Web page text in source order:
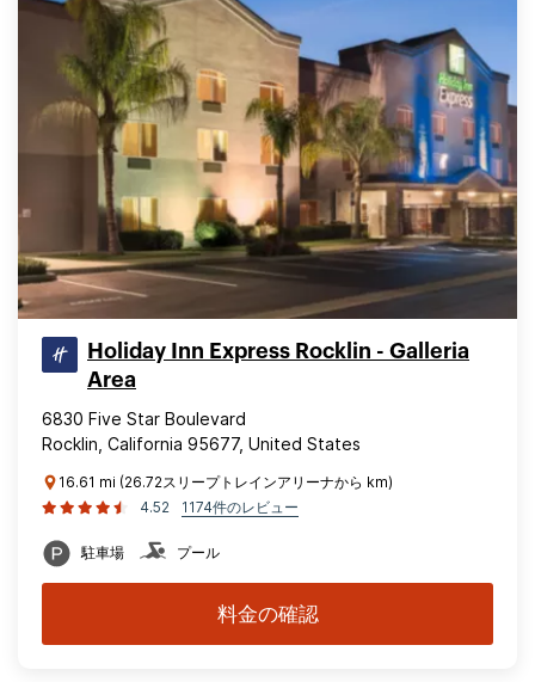
Holiday Inn Express Rocklin - Galleria
Area
6830 Five Star Boulevard
Rocklin, California 95677, United States
16.61 mi (26.72スリープトレインアリーナから km)
4.52
1174件のレビュー
駐車場 プール
料金の確認